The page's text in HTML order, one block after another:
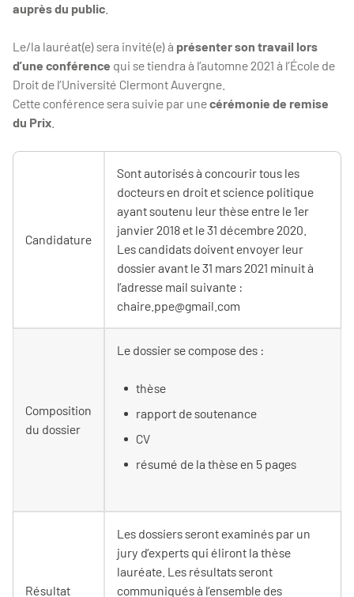
auprès du public
Le/la lauréat(e) sera invité(e) à présenter son travail lors
d’une conférence qui se tiendra à l’automne 2021 à l’École de
Droit de l’Université Clermont Auvergne.
Cette conférence sera suivie par unecérémonie de remise
du Prix
Candidature
Sont autorisés à concourir tous les
docteurs en droit et science politique
ayant soutenu leur thèse entre le 1er
janvier 2018 et le 31 décembre 2020.
Les candidats doivent envoyer leur
dossier avant le 31 mars 2021 minuit à
l’adresse mail suivante :
chaire.ppe@gmail.com
Composition
du dossier
Le dossier se compose des :
thèse
rapport de soutenance
CV
résumé de la thèse en 5 pages
Résultat
Les dossiers seront examinés par un
jury d’experts qui éliront la thèse
lauréate. Les résultats seront
communiqués à l’ensemble des